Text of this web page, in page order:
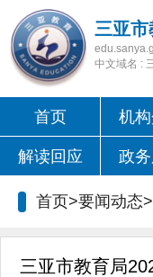
三亚市
中文域名 :
首页 机
解读回应 政
首页>要闻动态>
三亚市教育局